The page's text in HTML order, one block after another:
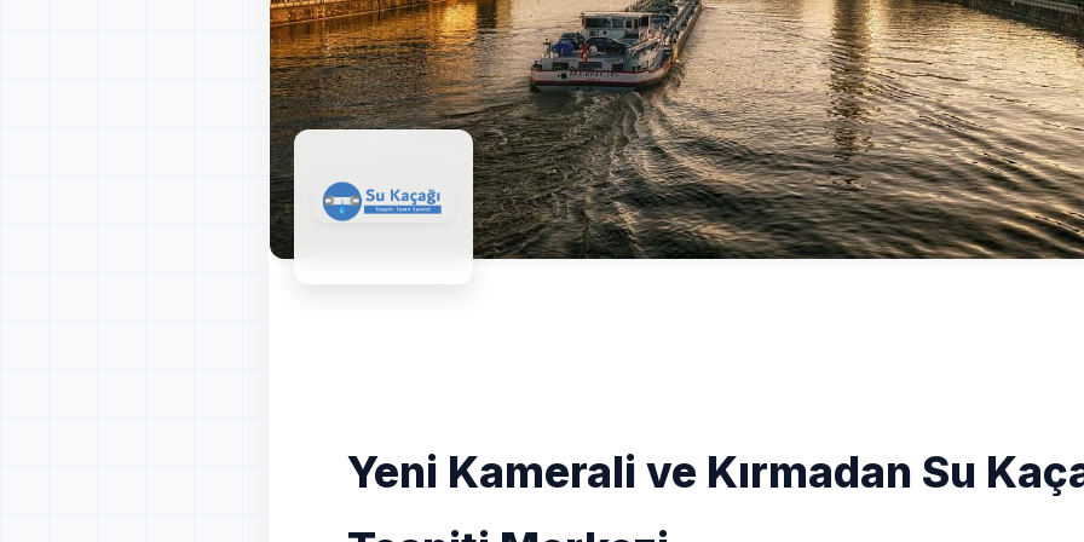
Yeni Kamerali ve Kırmadan Su